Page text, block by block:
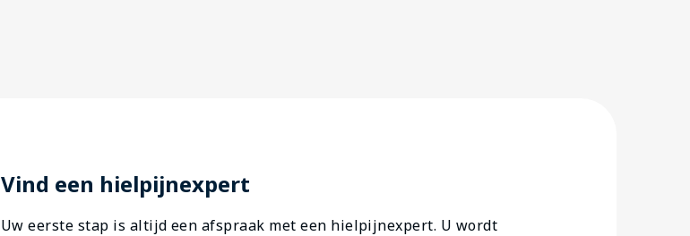
Vind een hielpijnexpert
Uw eerste stap is altijd een afspraak met een hielpijnexpert. U wordt